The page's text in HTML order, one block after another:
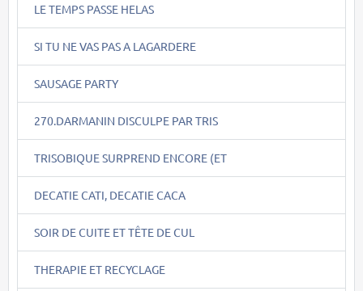
LE TEMPS PASSE HELAS
SI TU NE VAS PAS A LAGARDERE
SAUSAGE PARTY
270.DARMANIN DISCULPE PAR TRIS
TRISOBIQUE SURPREND ENCORE (ET
DECATIE CATI, DECATIE CACA
SOIR DE CUITE ET TÊTE DE CUL
THERAPIE ET RECYCLAGE